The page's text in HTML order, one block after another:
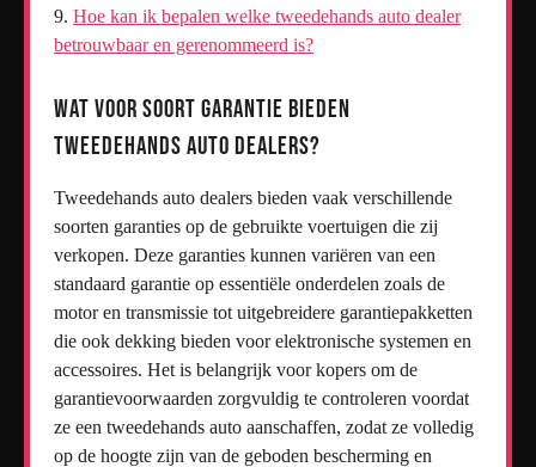
Hoe kan ik bepalen welke tweedehands auto dealer
betrouwbaar en gerenommeerd is?
Wat voor soort garantie bieden
tweedehands auto dealers?
Tweedehands auto dealers bieden vaak verschillende
soorten garanties op de gebruikte voertuigen die zij
verkopen. Deze garanties kunnen variëren van een
standaard garantie op essentiële onderdelen zoals de
motor en transmissie tot uitgebreidere garantiepakketten
die ook dekking bieden voor elektronische systemen en
accessoires. Het is belangrijk voor kopers om de
garantievoorwaarden zorgvuldig te controleren voordat
ze een tweedehands auto aanschaffen, zodat ze volledig
op de hoogte zijn van de geboden bescherming en